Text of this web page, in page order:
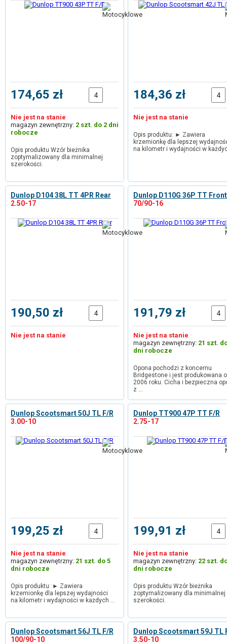
174,65 zł
Nie jest na stanie
magazyn zewnętrzny: 2 szt. do 2 dni
robocze
Opis produktu Wzór bieżnika
zoptymalizowany dla minimalnej
szerokości.
184,36 zł
Nie jest na stanie
Opis produktu: ► Zawiera
krzemionkę dla lepszej
na kilometr i wydajności w
Dunlop D104 38L TT 4PR Rear
2.50-17
190,50 zł
Nie jest na stanie
Dunlop D110G 36P TT Front
70/90-16
191,79 zł
Nie jest na stanie
magazyn zewnętrzny: 21 szt.
dni robocze
Opona pochodzi z koncernu
Bridgestone i jest produkowana
2006 roku. Cicha i bezpieczna
z …
Dunlop Scootsmart 50J TL F/R
3.00-10
199,25 zł
Nie jest na stanie
magazyn zewnętrzny: 21 szt. do 5
dni robocze
Opis produktu: ► Zawiera
krzemionkę dla lepszej wydajności
na kilometr i wydajności w każdych …
Dunlop TT900 47P TT F/R
2.75-17
199,91 zł
Nie jest na stanie
magazyn zewnętrzny: 22 szt.
dni robocze
Opis produktu Wzór bieżnika
zoptymalizowany dla minimalnej
szerokości.
Dunlop Scootsmart 56J TL F/R
100/90-10
Dunlop Scootsmart 59J TL
3.50-10